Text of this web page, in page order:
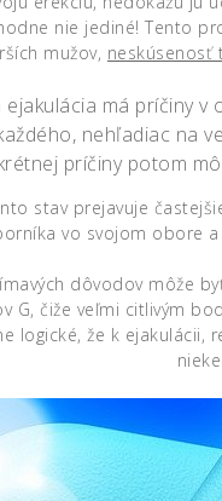
nie jediné! Tento
mužov, neskúsenosť
ejakulácia má príčiny
nehľadiac na
príčiny potom
stav prejavuje
vo svojom obore
dôvodov môže
G, čiže veľmi citlivým
logické, že k ejakulácii,